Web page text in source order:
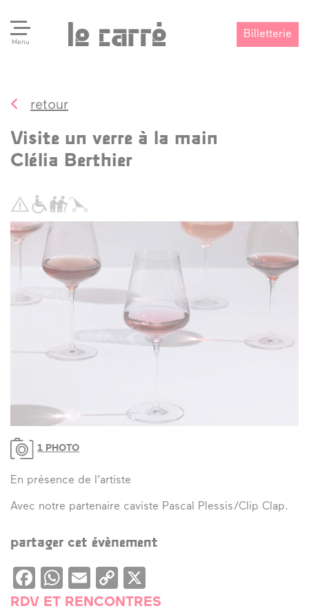
Menu
Billetterie
retour
Visite un verre à la main
Clélia Berthier
1 PHOTO
En présence de l’artiste
Avec notre partenaire caviste Pascal Plessis/Clip Clap.
partager cet évènement
Facebook
WhatsApp
EmailCopy
Link
RDV ET RENCONTRES